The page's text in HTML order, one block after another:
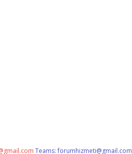
Teams:forumhizmeti@gmail.com